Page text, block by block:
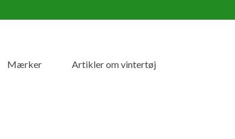
Mærker Artikler om vintertøj